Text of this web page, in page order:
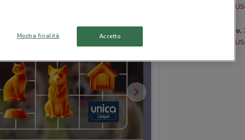
Via Sabotino,
Mostra finalità Accetto